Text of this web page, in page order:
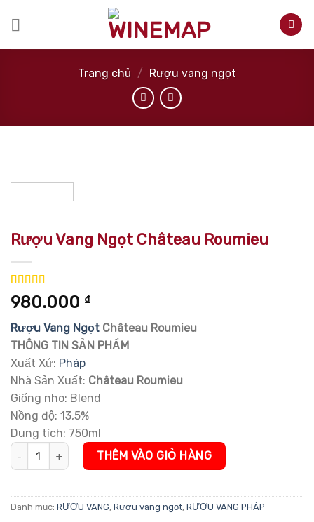
Trang chủ / Rượu vang ngọt
Rượu Vang Ngọt Château Roumieu
5.00trên 5
dựa trên
1
980.000 ₫
Rượu Vang Ngọt Château Roumieu
THÔNG TIN SẢN PHẨM
Xuất Xứ: Pháp
Nhà Sản Xuất: Château Roumieu
Giống nho: Blend
Nồng độ: 13,5%
Dung tích: 750ml
Rượu Vang Ngọt Château Roumieu số lượng
THÊM VÀO GIỎ HÀNG
Danh mục: RƯỢU VANG, Rượu vang ngọt, RƯỢU VANG PHÁP